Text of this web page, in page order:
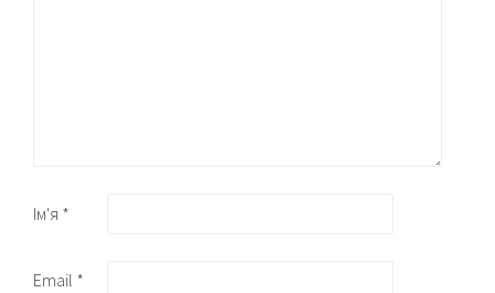
Ім'я *
Email *